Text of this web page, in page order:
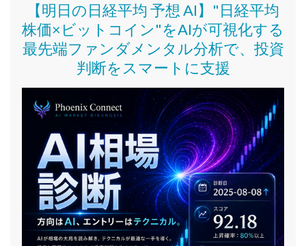
【明日の日経平均 予想 AI】"日経平均
株価×ビットコイン"をAIが可視化する
最先端ファンダメンタル分析で、投資
判断をスマートに支援